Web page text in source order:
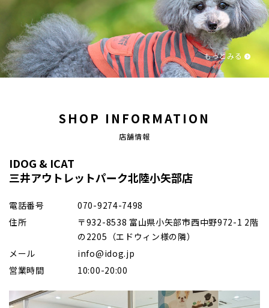
もっとみる
SHOP INFORMATION
店舗情報
IDOG & ICAT
三井アウトレットパーク北陸小矢部店
電話番号
070-9274-7498
住所
〒932-8538 富山県小矢部市西中野972-1 2階
の2205（エドウィン様の隣）
メール
info@idog.jp
営業時間
10:00-20:00